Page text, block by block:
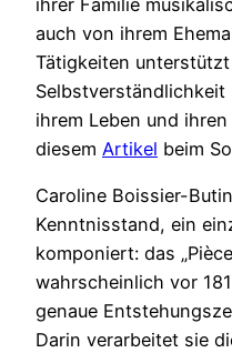
auch von ihrem
Tätigkeiten
ihrem Leben und
diesem Artikel beim
Caroline Boissier-
Kenntnisstand, ein
komponiert: das
wahrscheinlich vor
genaue
Darin verarbeitet sie